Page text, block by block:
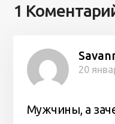
1
20
Мужчины, а